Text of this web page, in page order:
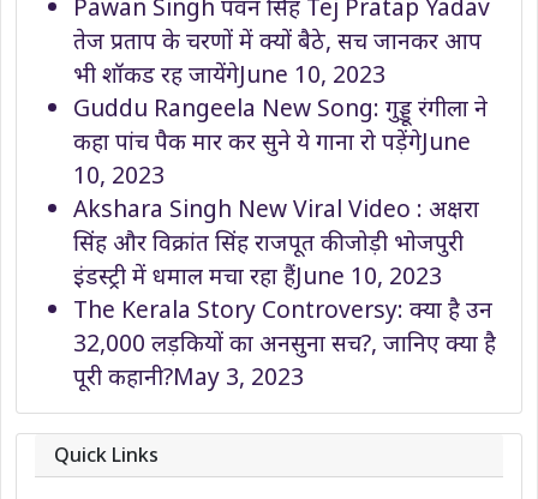
Pawan Singh पवन सिंह Tej Pratap Yadav
तेज प्रताप के चरणों में क्यों बैठे, सच जानकर आप
भी शॉकड रह जायेंगेJune 10, 2023
Guddu Rangeela New Song: गुड्डू रंगीला ने
कहा पांच पैक मार कर सुने ये गाना रो पड़ेंगेJune
10, 2023
Akshara Singh New Viral Video : अक्षरा
सिंह और विक्रांत सिंह राजपूत की जोड़ी भोजपुरी
इंडस्ट्री में धमाल मचा रहा हैंJune 10, 2023
The Kerala Story Controversy: क्या है उन
32,000 लड़कियों का अनसुना सच?, जानिए क्या है
पूरी कहानी?May 3, 2023
Quick Links